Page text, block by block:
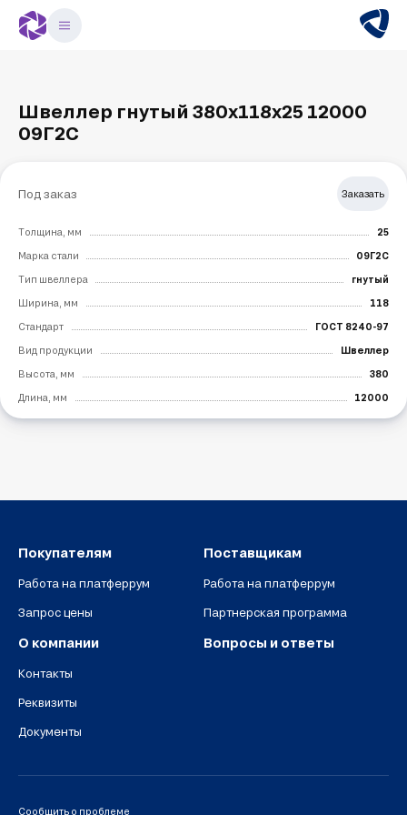
Швеллер гнутый 380х118х25 12000
09Г2С
Под заказ Заказать
Толщина, мм 25
Марка стали 09Г2С
Тип швеллера гнутый
Ширина, мм 118
Стандарт ГОСТ 8240-97
Вид продукции Швеллер
Высота, мм 380
Длина, мм 12000
Покупателям
Работа на платферрум
Запрос цены
Поставщикам
Работа на платферрум
Партнерская программа
О компании
Контакты
Реквизиты
Документы
Вопросы и ответы
Сообщить о проблеме